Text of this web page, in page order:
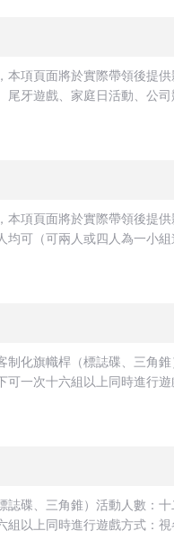
本項頁面將於實際帶領後
牙遊戲、家庭日活動、公司
本項頁面將於實際帶領後
可（可兩人或四人為一小組
制化旗幟桿（標誌碟、三
一次十六組以上同時進行遊
誌碟、三角錐）活動人數
以上同時進行遊戲方式：視